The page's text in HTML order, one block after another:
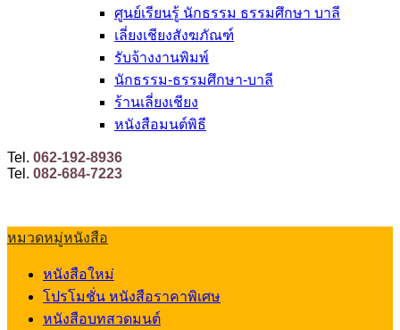
ศูนย์เรียนรู้ นักธรรม ธรรมศึกษา บาลี
เลี่ยงเชียงสังฆภัณฑ์
รับจ้างงานพิมพ์
นักธรรม-ธรรมศึกษา-บาลี
ร้านเลี่ยงเชียง
หนังสือมนต์พิธี
Tel. 062-192-8936
Tel. 082-684-7223
หมวดหมู่หนังสือ
หนังสือใหม่
โปรโมชั่น หนังสือราคาพิเศษ
หนังสือบทสวดมนต์